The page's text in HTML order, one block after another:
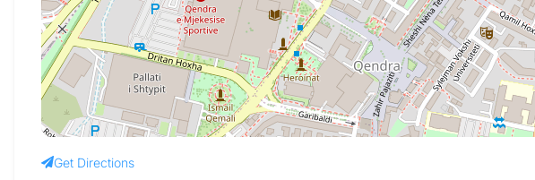
Get Directions